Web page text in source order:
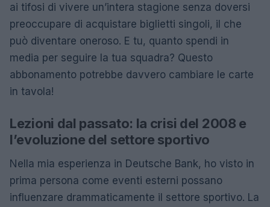
ai tifosi di vivere un’intera stagione senza doversi
preoccupare di acquistare biglietti singoli, il che
può diventare oneroso. E tu, quanto spendi in
media per seguire la tua squadra? Questo
abbonamento potrebbe davvero cambiare le carte
in tavola!
Lezioni dal passato: la crisi del 2008 e
l’evoluzione del settore sportivo
Nella mia esperienza in Deutsche Bank, ho visto in
prima persona come eventi esterni possano
influenzare drammaticamente il settore sportivo. La